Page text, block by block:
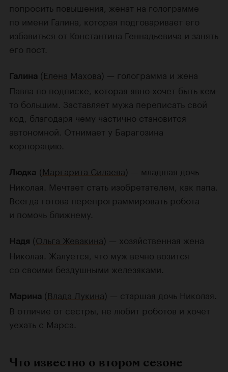
попросить повышения, женат на голограмме
по имени Галина, которая подговаривает его
избавиться от Константина Геннадьевича и занять
его пост.
Галина (Елена Махова) — голограмма и жена
Павла по подписке, которая явно хочет быть кем-
то большим. Заставляет мужа переписать свой
код, благодаря чему частично становится
автономной. Отнимает у Барагозина
корпорацию.
Людка (Маргарита Силаева) — младшая дочь
Николая. Мечтает стать изобретателем, как папа.
Всегда готова перепрограммировать робота
и помочь ближнему.
Надя (Ольга Жевакина) — хозяйственная жена
Николая. Жалуется, что муж вечно возится
со своими бездушными железяками.
Марина (Влада Лукина) — старшая дочь Николая.
В отличие от сестры, не любит роботов и хочет
уехать с Марса.
Что известно о втором сезоне